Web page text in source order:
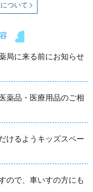
ついて
局に来る前にお知らせ
薬品・医療用品のご相
けるようキッズスペー
ので、車いすの方にも